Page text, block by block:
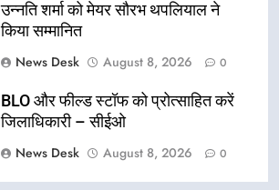
उन्नति शर्मा को मेयर सौरभ थपलियाल ने
किया सम्मानित
News Desk
August 8, 2026 0
BLO और फील्ड स्टॉफ को प्रोत्साहित करें
जिलाधिकारी – सीईओ
News Desk
August 8, 2026 0